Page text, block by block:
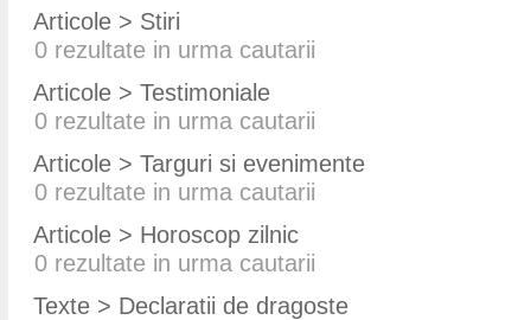
Articole > Stiri
0 rezultate in urma cautarii
Articole > Testimoniale
0 rezultate in urma cautarii
Articole > Targuri si evenimente
0 rezultate in urma cautarii
Articole > Horoscop zilnic
0 rezultate in urma cautarii
Texte > Declaratii de dragoste